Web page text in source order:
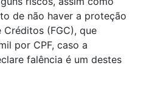
de não haver a proteção
(FGC), que
por CPF, caso a
falência é um destes